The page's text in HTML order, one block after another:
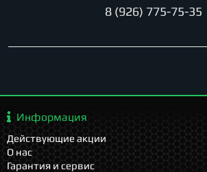
8 (926) 775-75-35
Информация
Действующие акции
О нас
Гарантия и сервис